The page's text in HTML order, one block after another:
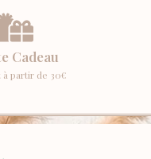
Cadeau
à partir de 30€